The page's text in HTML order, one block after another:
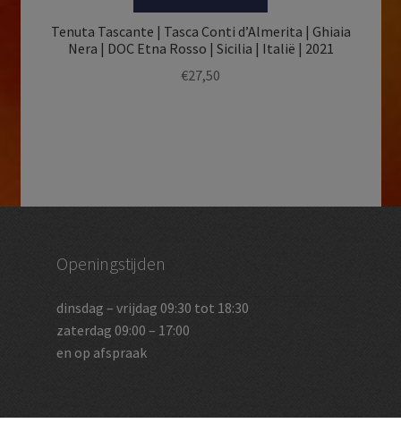
Tenuta Tascante | Tasca Conti d’Almerita | Ghiaia
Nera | DOC Etna Rosso | Sicilia | Italië | 2021
€27,50
Openingstijden
dinsdag – vrijdag 09:30 tot 18:30
zaterdag 09:00 – 17:00
en op afspraak